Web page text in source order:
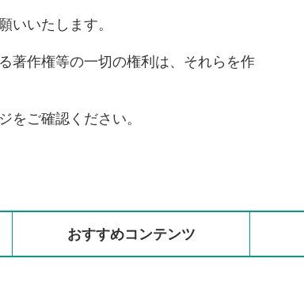
いいたします。
著作権等の一切の権利は、それらを作
をご確認ください。
おすすめコンテンツ